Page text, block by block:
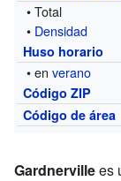
• Total
• Densidad
Huso horario
• enverano
Código ZIP
Código de área
Gardnervillees